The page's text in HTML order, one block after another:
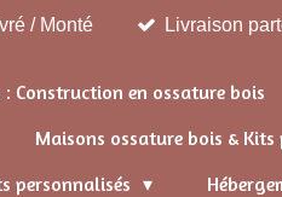
/ Monté Livraison
Construction en ossature bois
Maisons ossature bois &
personnalisés